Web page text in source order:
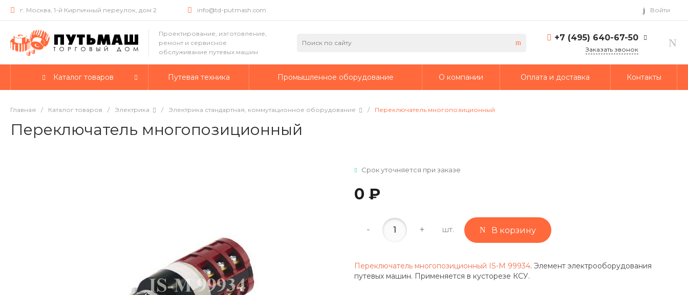
г. Москва, 1-й Кирпичный переулок, дом 2 info@td-putmash.com Войти
Проектирование, изготовление,
ремонт и сервисное
обслуживание путевых машин
+7 (495) 640-67-50
г. Москва, 1-й Кирпичный
Заказать звонок
Каталог товаров Путевая техника Промышленное оборудование О компании Оплата и доставка Контакты
Главная / Каталог товаров / Электрика / Электрика стандартная, коммутационное оборудование / Переключатель многопозиционный
Переключатель многопозиционный
Срок уточняется при заказе
0 ₽
- + шт. В корзину
Переключатель многопозиционный IS-M 99934. Элемент электрооборудования
путевых машин. Применяется в кусторезе КСУ.